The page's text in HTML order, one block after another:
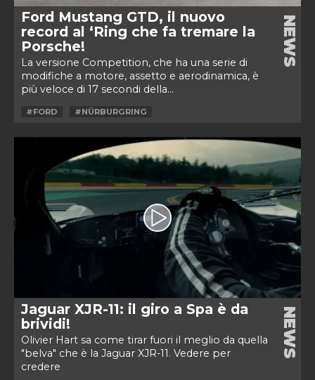
Ford Mustang GTD, il nuovo
record al ‘Ring che fa tremare la
Porsche!
La versione Competition, che ha una serie di
modifiche a motore, assetto e aerodinamica, è
più veloce di 17 secondi della...
NEWS
#FORD #NÜRBURGRING
Jaguar XJR-11: il giro a Spa è da
brividi!
Olivier Hart sa come tirar fuori il meglio da quella
"belva" che è la Jaguar XJR-11. Vedere per
credere
NEWS